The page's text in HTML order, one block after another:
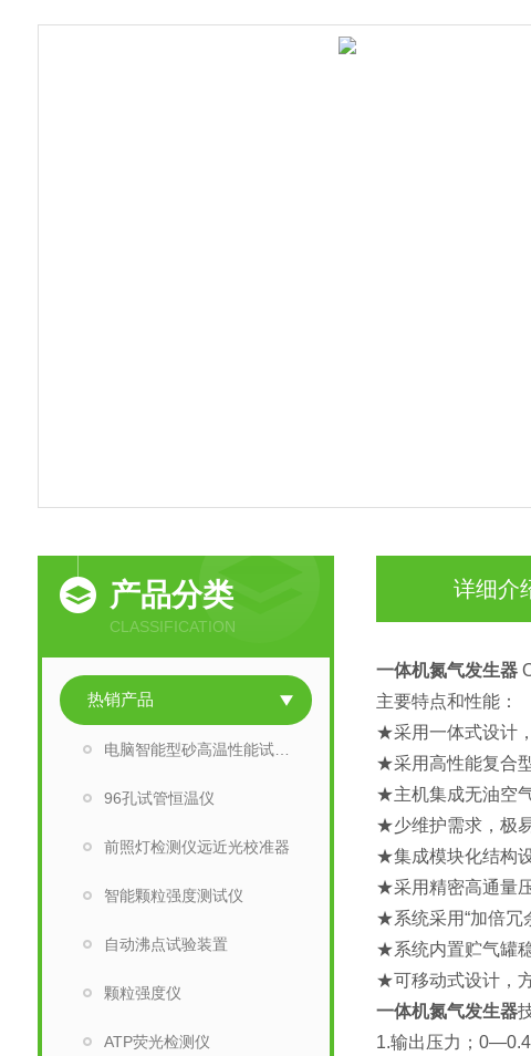
产品分类
CLASSIFICATION
热销产品
电脑智能型砂高温性能试验仪
96孔试管恒温仪
前照灯检测仪远近光校准器
智能颗粒强度测试仪
自动沸点试验装置
颗粒强度仪
ATP荧光检测仪
详细介
一体机氮气发生器
主要特点和性能：
★采用一体式设计
★采用高性能复合
★主机集成无油空
★少维护需求，极
★集成模块化结构
★采用精密高通量
★系统采用“加倍冗
★系统内置贮气罐
★可移动式设计，
一体机氮气发生器
1.输出压力；